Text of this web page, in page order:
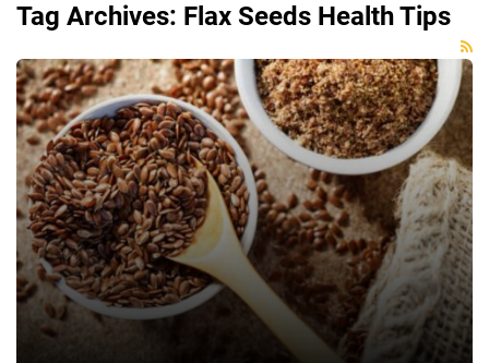
Tag Archives: Flax Seeds Health Tips